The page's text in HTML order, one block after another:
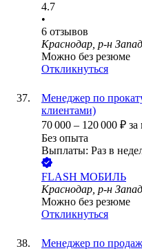
4.7
•
6 отзывов
Краснодар, р-н
Можно без резюме
Откликнуться
Менеджер по
клиентами)
70 000 – 120 000 ₽ за
Без опыта
Выплаты: Раз в
FLASH МОБИЛЬ
Краснодар, р-н
Можно без резюме
Откликнуться
Менеджер по